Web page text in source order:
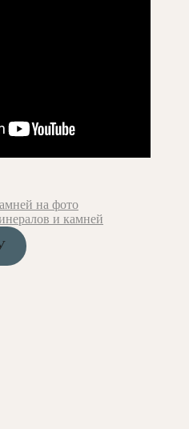
на фото
и камней